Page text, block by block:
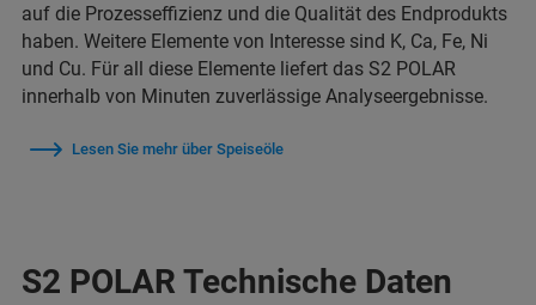
auf die Prozesseffizienz und die Qualität des Endprodukts
haben. Weitere Elemente von Interesse sind K, Ca, Fe, Ni
und Cu. Für all diese Elemente liefert das S2 POLAR
innerhalb von Minuten zuverlässige Analyseergebnisse.
Lesen Sie mehr über Speiseöle
S2 POLAR Technische Daten